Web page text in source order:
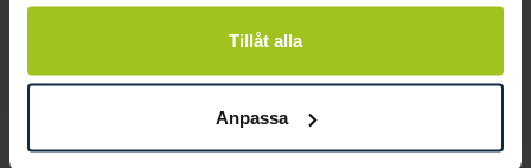
Tillåt alla
Anpassa
Pris:3 740 kr
3 740 kr
Pris:5 580 kr
5 580 kr